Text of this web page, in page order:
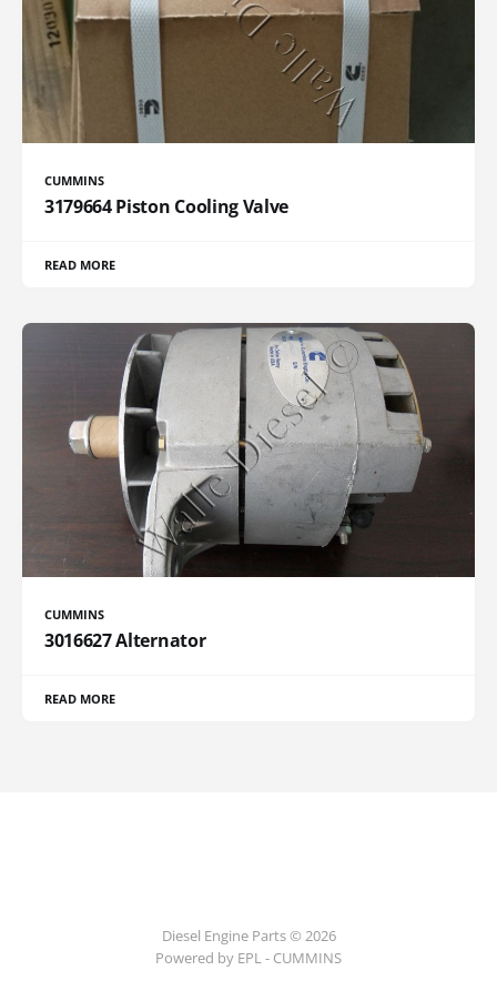
CUMMINS
3179664 Piston Cooling Valve
READ MORE
CUMMINS
3016627 Alternator
READ MORE
Diesel Engine Parts © 2026
Powered by EPL - CUMMINS